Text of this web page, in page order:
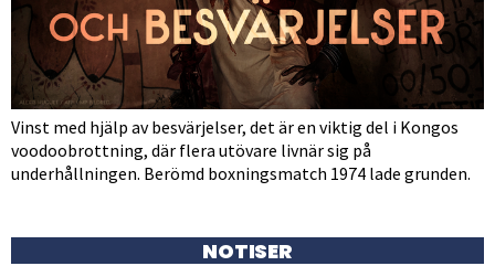
Vinst med hjälp av besvärjelser, det är en viktig del i Kongos
voodoobrottning, där flera utövare livnär sig på
underhållningen. Berömd boxningsmatch 1974 lade grunden.
NOTISER